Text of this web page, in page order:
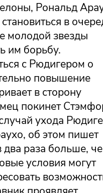
Рональд
в
молодой звезды
им борьбу.
с Рюдигером о
повышение
в сторону
покинет
ухода
об этом пишет
два раза больше,
условия могут